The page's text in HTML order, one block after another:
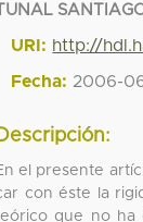
TUNAL
URI: http://
Fecha: 2006-
el presente
con éste la
que no ha